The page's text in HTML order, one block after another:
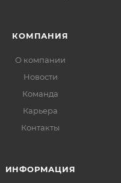
КОМПАНИЯ
О компании
Новости
Команда
Карьера
Контакты
ИНФОРМАЦИЯ